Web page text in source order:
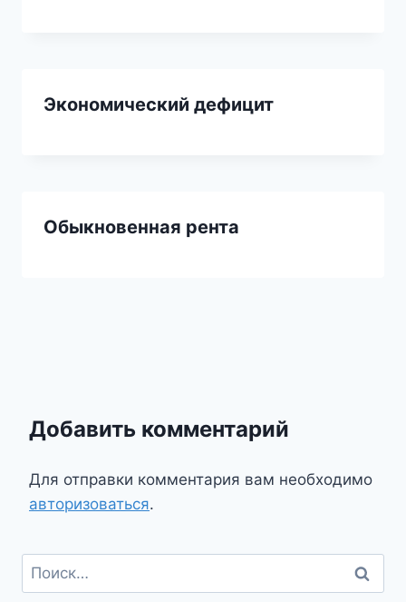
Экономический дефицит
Обыкновенная рента
Добавить комментарий
Для отправки комментария вам необходимо
авторизоваться.
Найти: